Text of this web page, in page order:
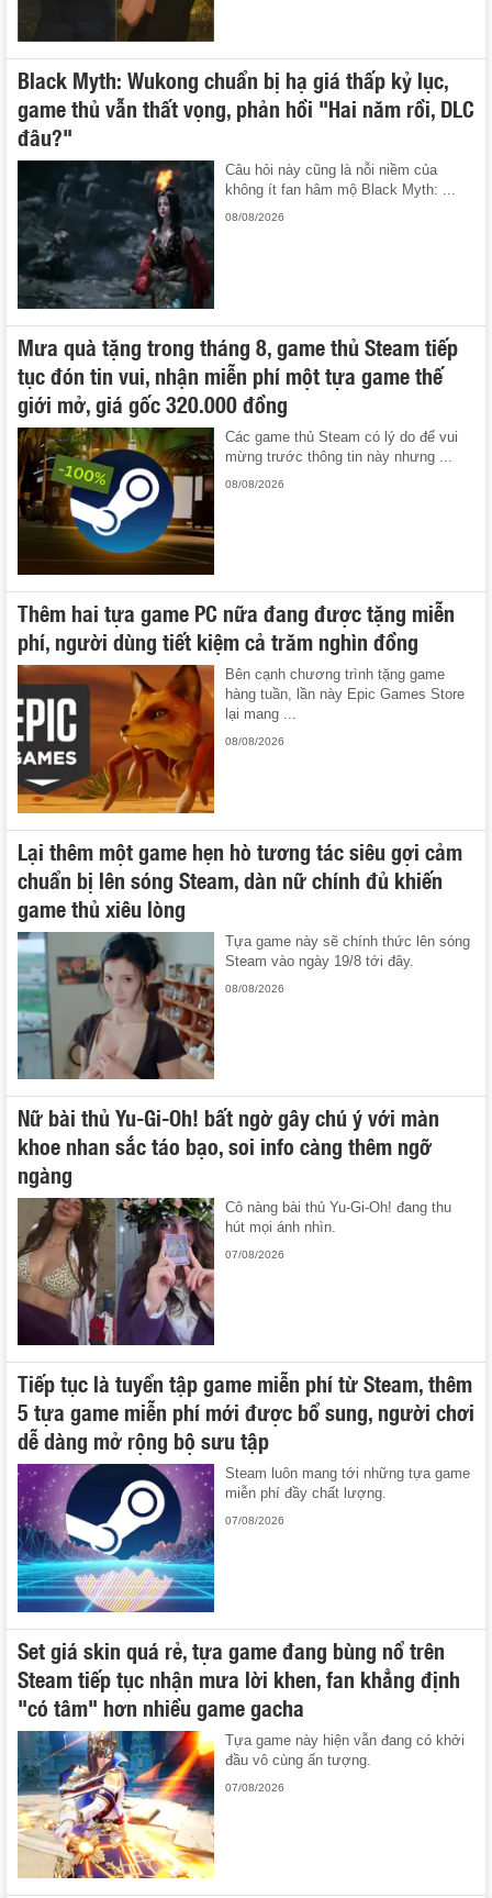
Black Myth: Wukong chuẩn bị hạ giá thấp kỷ lục,
game thủ vẫn thất vọng, phản hồi "Hai năm rồi, DLC
đâu?"
Câu hỏi này cũng là nỗi niềm của
không ít fan hâm mộ Black Myth: ...
08/08/2026
Mưa quà tặng trong tháng 8, game thủ Steam tiếp
tục đón tin vui, nhận miễn phí một tựa game thế
giới mở, giá gốc 320.000 đồng
Các game thủ Steam có lý do để vui
mừng trước thông tin này nhưng ...
08/08/2026
Thêm hai tựa game PC nữa đang được tặng miễn
phí, người dùng tiết kiệm cả trăm nghìn đồng
Bên cạnh chương trình tặng game
hàng tuần, lần này Epic Games Store
lại mang ...
08/08/2026
Lại thêm một game hẹn hò tương tác siêu gợi cảm
chuẩn bị lên sóng Steam, dàn nữ chính đủ khiến
game thủ xiêu lòng
Tựa game này sẽ chính thức lên sóng
Steam vào ngày 19/8 tới đây.
08/08/2026
Nữ bài thủ Yu-Gi-Oh! bất ngờ gây chú ý với màn
khoe nhan sắc táo bạo, soi info càng thêm ngỡ
ngàng
Cô nàng bài thủ Yu-Gi-Oh! đang thu
hút mọi ánh nhìn.
07/08/2026
Tiếp tục là tuyển tập game miễn phí từ Steam, thêm
5 tựa game miễn phí mới được bổ sung, người chơi
dễ dàng mở rộng bộ sưu tập
Steam luôn mang tới những tựa game
miễn phí đầy chất lượng.
07/08/2026
Set giá skin quá rẻ, tựa game đang bùng nổ trên
Steam tiếp tục nhận mưa lời khen, fan khẳng định
"có tâm" hơn nhiều game gacha
Tựa game này hiện vẫn đang có khởi
đầu vô cùng ấn tượng.
07/08/2026